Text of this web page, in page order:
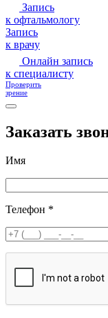
Запись
к офтальмологу
Запись
к врачу
Онлайн запись
к специалисту
Проверить
зрение
Заказать
Имя
Телефон *